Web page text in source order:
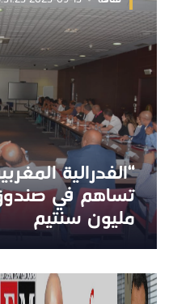
“الفدرالية
مليون سنتيم